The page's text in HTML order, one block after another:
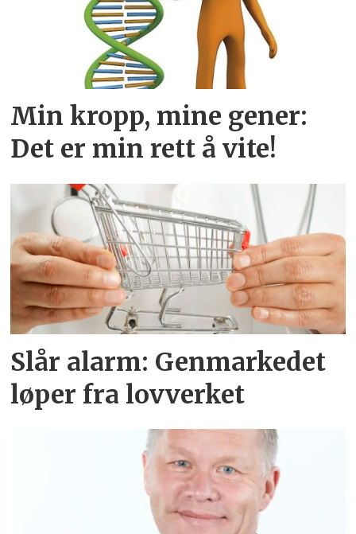
Min kropp, mine gener:
Det er min rett å vite!
Slår alarm: Genmarkedet
løper fra lovverket